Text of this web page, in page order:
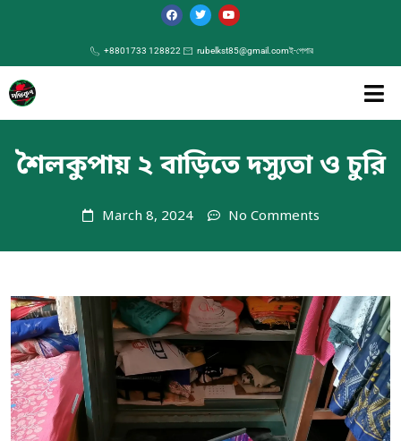
+8801733 128822 rubelkst85@gmail.comই-পেপার
শৈলকুপায় ২ বাড়িতে দস্যুতা ও চুরি
March 8, 2024 No Comments